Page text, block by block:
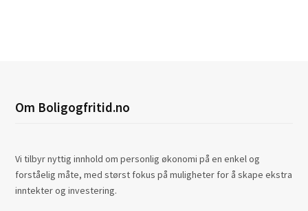
Om Boligogfritid.no
Vi tilbyr nyttig innhold om personlig økonomi på en enkel og
forståelig måte, med størst fokus på muligheter for å skape ekstra
inntekter og investering.